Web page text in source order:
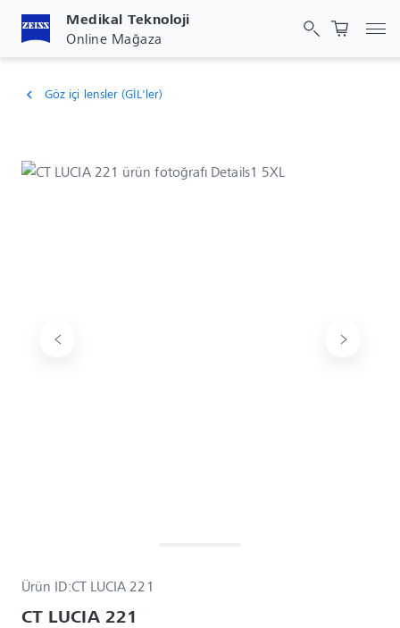
Medikal Teknoloji
Online Mağaza
chevron_left Göz içi lensler (GİL'ler)
Ürün ID:CT LUCIA 221
CT LUCIA 221